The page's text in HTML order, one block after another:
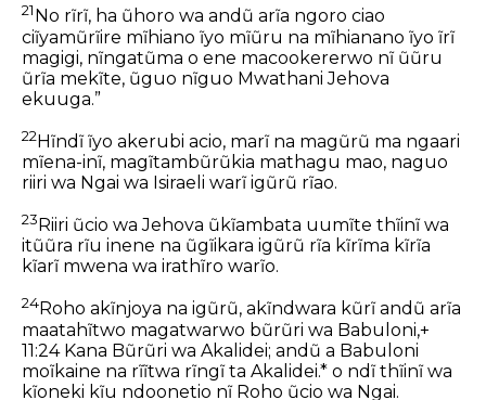
21 No rĩrĩ, ha ũhoro wa andũ arĩa ngoro ciao
ciĩyamũrĩire mĩhiano ĩyo mĩũru na mĩhianano ĩyo ĩrĩ
magigi, nĩngatũma o ene macookererwo nĩ ũũru
ũrĩa mekĩte, ũguo nĩguo Mwathani Jehova
ekuuga.”
22Hĩndĩ ĩyo akerubi acio, marĩ na magũrũ ma ngaari
mĩena-inĩ, magĩtambũrũkia mathagu mao, naguo
riiri wa Ngai wa Isiraeli warĩ igũrũ rĩao.
23 Riiri ũcio wa Jehova ũkĩambata uumĩte thĩinĩ wa
itũũra rĩu inene na ũgĩikara igũrũ rĩa kĩrĩma kĩrĩa
kĩarĩ mwena wa irathĩro warĩo.
24Roho akĩnjoya na igũrũ, akĩndwara kũrĩ andũ arĩa
maatahĩtwo magatwarwo bũrũri wa Babuloni,+
11:24 Kana Bũrũri wa Akalidei; andũ a Babuloni
moĩkaine na rĩĩtwa rĩngĩ ta Akalidei.* o ndĩ thĩinĩ wa
kĩoneki kĩu ndoonetio nĩ Roho ũcio wa Ngai.